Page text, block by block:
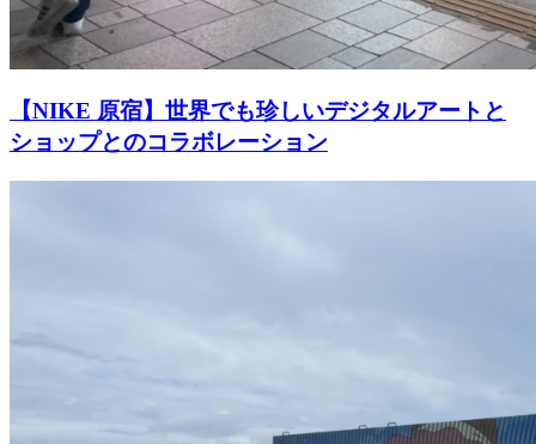
【NIKE 原宿】世界でも珍しいデジタルアートと
ショップとのコラボレーション